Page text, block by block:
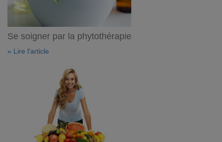
Se soigner par la phytothérapie
» Lire l'article